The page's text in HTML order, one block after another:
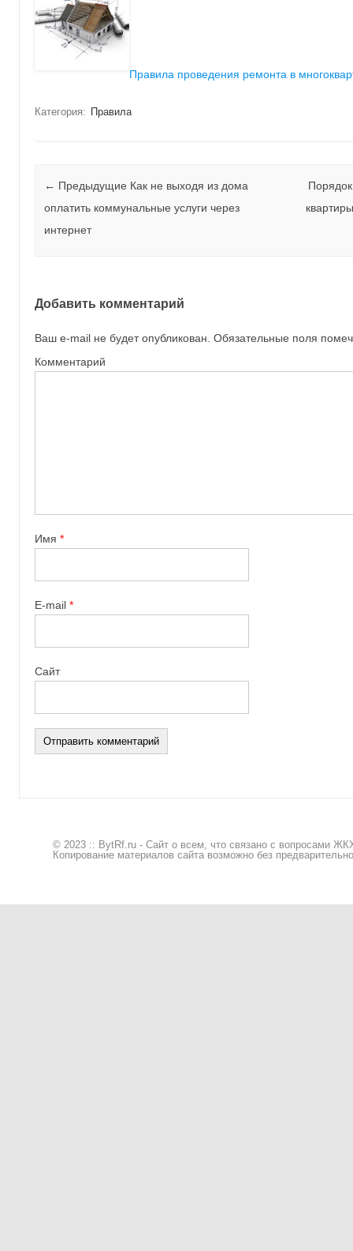
Правила проведения ремонта в
Категория: Правила
Навигация
← Предыдущие Как не выходя из дома
оплатить коммунальные услуги через
интернет
Добавить комментарий
Ваш e-mail не будет опубликован. Обязательные поля
Комментарий
Имя *
E-mail *
Сайт
© 2023 :: BytRf.ru - Сайт о всем, что связано с вопросами
Копирование материалов сайта возможно без